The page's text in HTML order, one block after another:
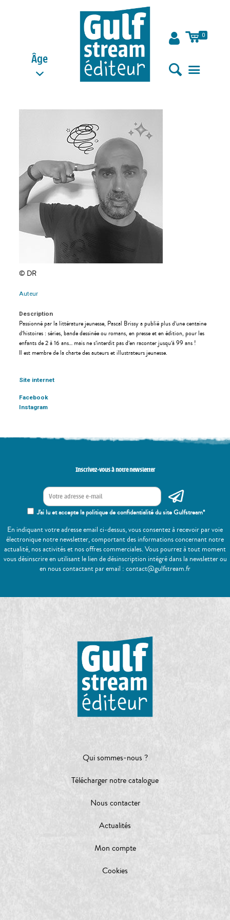
Âge
0
© DR
Auteur
Description
Passionné par la littérature jeunesse, Pascal Brissy a publié plus d’une centaine
d’histoires : séries, bande dessinée ou romans, en presse et en édition, pour les
enfants de 2 à 16 ans… mais ne s’interdit pas d’en raconter jusqu’à 99 ans !
Il est membre de la charte des auteurs et illustrateurs jeunesse.
Site internet
Facebook
Instagram
Inscrivez-vous à notre newsletter
J'ai lu et accepte la politique de confidentialité du site Gulfstream*
En indiquant votre adresse email ci-dessus, vous consentez à recevoir par voie
électronique notre newsletter, comportant des informations concernant notre
actualité, nos activités et nos offres commerciales. Vous pourrez à tout moment
vous désinscrire en utilisant le lien de désinscription intégré dans la newsletter ou
en nous contactant par email : contact@gulfstream.fr
Qui sommes-nous ?
Télécharger notre catalogue
Nous contacter
Actualités
Mon compte
Cookies